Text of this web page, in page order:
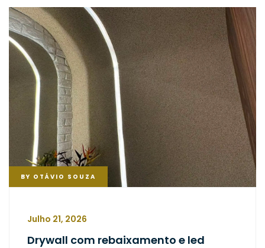
BY OTÁVIO SOUZA
Julho 21, 2026
Drywall com rebaixamento e led